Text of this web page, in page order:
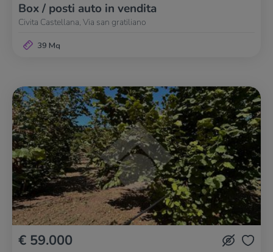
Box / posti auto in vendita
Civita Castellana, Via san gratiliano
39 Mq
€ 59.000